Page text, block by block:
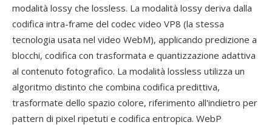
modalità lossy che lossless. La modalità lossy deriva dalla
codifica intra-frame del codec video VP8 (la stessa
tecnologia usata nel video WebM), applicando predizione a
blocchi, codifica con trasformata e quantizzazione adattiva
al contenuto fotografico. La modalità lossless utilizza un
algoritmo distinto che combina codifica predittiva,
trasformate dello spazio colore, riferimento all'indietro per
pattern di pixel ripetuti e codifica entropica. WebP